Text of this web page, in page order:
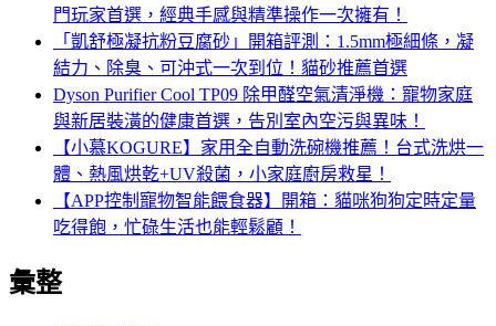
門玩家首選，經典手感與精準操作一次擁有！
「凱舒極凝抗粉豆腐砂」開箱評測：1.5mm極細條，凝
結力、除臭、可沖式一次到位！貓砂推薦首選
Dyson Purifier Cool TP09 除甲醛空氣清淨機：寵物家庭
與新居裝潢的健康首選，告別室內空污與異味！
【小慕KOGURE】家用全自動洗碗機推薦！台式洗烘一
體、熱風烘乾+UV殺菌，小家庭廚房救星！
【APP控制寵物智能餵食器】開箱：貓咪狗狗定時定量
吃得飽，忙碌生活也能輕鬆顧！
彙整